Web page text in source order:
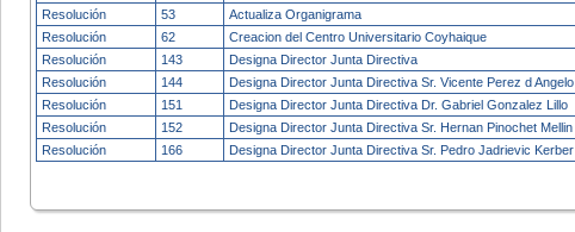
Resolución
53 Actualiza Organigrama
Resolución
62 Creacion del Centro Universitario Coyhaique
Resolución
143 Designa Director Junta Directiva
Resolución
144 Designa Director Junta Directiva Sr. Vicente Perez d Angelo
Resolución
151 Designa Director Junta Directiva Dr. Gabriel Gonzalez Lillo
Resolución
152 Designa Director Junta Directiva Sr. Hernan Pinochet Mellin
Resolución
166 Designa Director Junta Directiva Sr. Pedro Jadrievic Kerber